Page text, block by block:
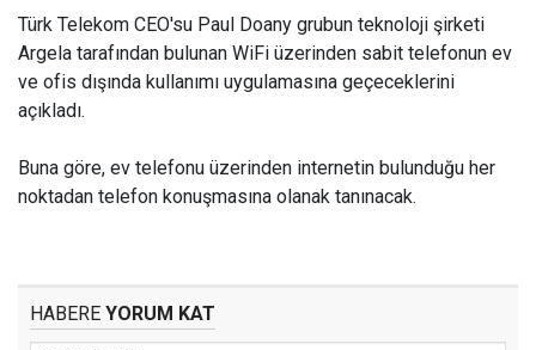
Türk Telekom CEO'su Paul Doany grubun teknoloji şirketi
Argela tarafından bulunan WiFi üzerinden sabit telefonun ev
ve ofis dışında kullanımı uygulamasına geçeceklerini
açıkladı.
Buna göre, ev telefonu üzerinden internetin bulunduğu her
noktadan telefon konuşmasına olanak tanınacak.
HABERE YORUM KAT